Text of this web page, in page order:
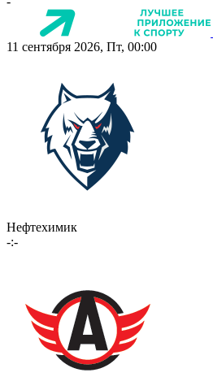
11 сентября 2026, Пт, 00:00
Нефтехимик
-:-